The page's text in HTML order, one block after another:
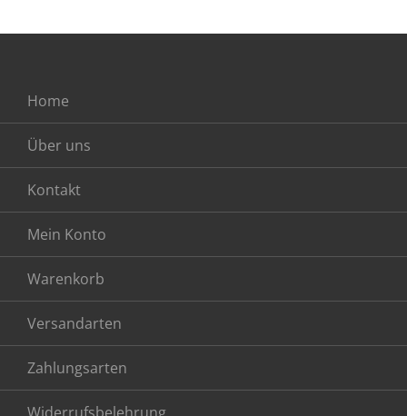
Home
Über uns
Kontakt
Mein Konto
Warenkorb
Versandarten
Zahlungsarten